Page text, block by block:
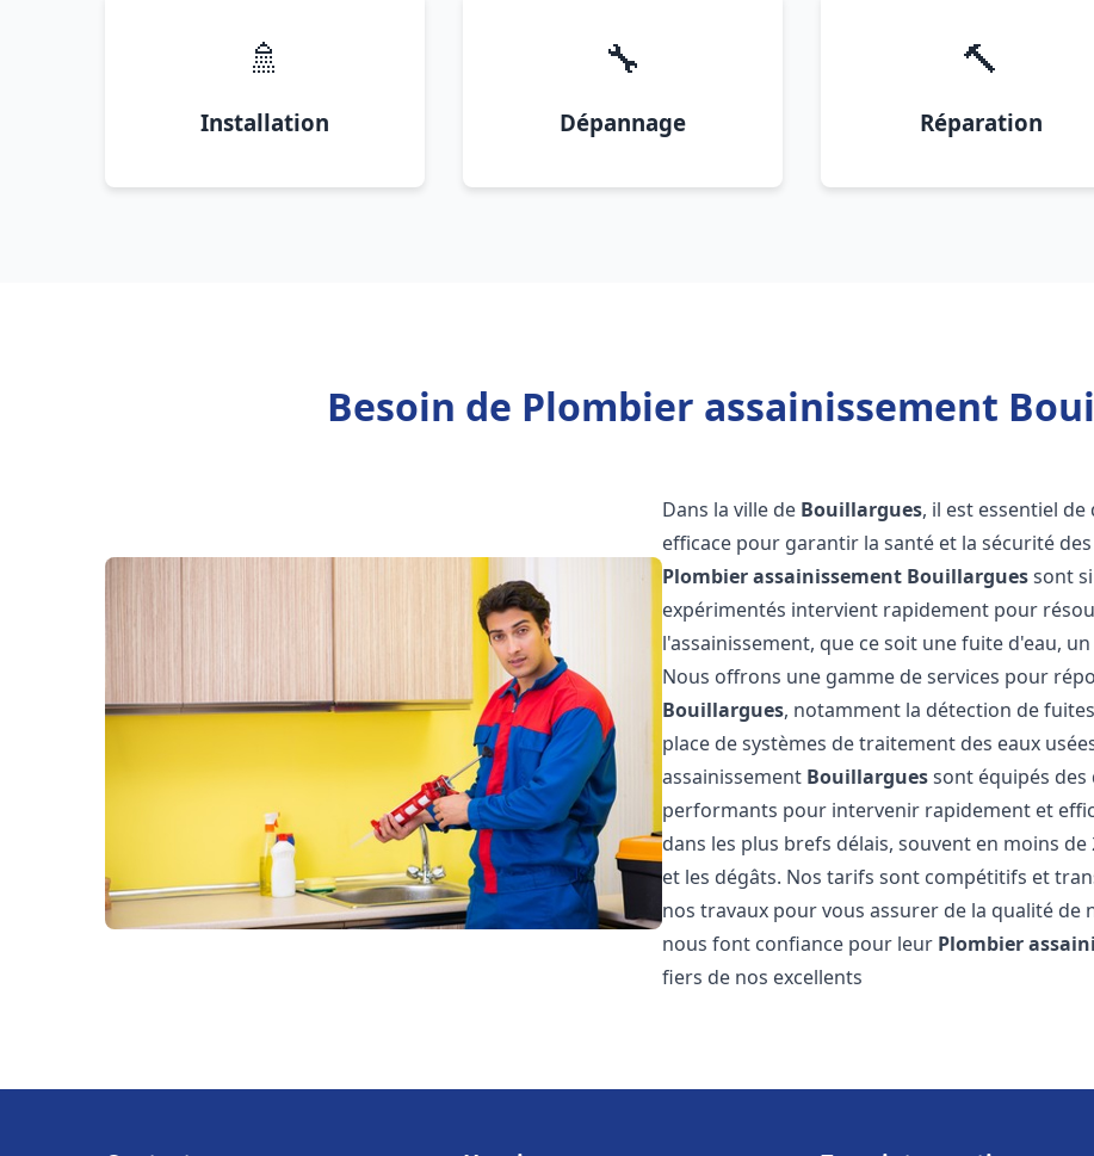
🚿
Installation
🔧
Dépannage
🔨
Réparation
Besoin de Plombier assainissement
Dans la ville de Bouillargues, il est essentiel
efficace pour garantir la santé et la sécurité
Plombier assainissement Bouillarguessont
expérimentés intervient rapidement pour
l'assainissement, que ce soit une fuite d'eau,
Nous offrons une gamme de services pour
Bouillargues, notamment la détection de
place de systèmes de traitement des eaux
assainissement Bouillarguessont équipés
performants pour intervenir rapidement et
dans les plus brefs délais, souvent en moins
et les dégâts. Nos tarifs sont compétitifs et
nos travaux pour vous assurer de la qualité de
nous font confiance pour leur Plombier
fiers de nos excellents